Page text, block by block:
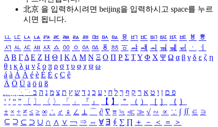
北京 을 입력하시려면 beijing을 입력하시고 space를 누르
시면 됩니다.
ㅥ ㅦ ㅧ ㅨ ㅩ ㅪ ㅫ ㅬ ㅭ ㅮ ㅯ ㅰ ㅱ ㅲ ㅳ ㅴ ㅵ ㅶ ㅷ ㅸ
ㅹ
ㅺ ㅻ ㅼ ㅽ ㅾ ㅿ ㆀ ㆁ ㆂ ㆃ ㆄ ㆅ ㆆ ㆇ ㆈ ㆉ ㆊ ㆋ ㆌ ㆍ
ㆎ
Α Β ΓΔ Ε Ζ Η Θ Ι ΚΛ Μ Ν Ξ Ο Π Ρ Σ ΤΥ Φ Χ Ψ Ω α β γ δ ε ζ η
θ ι κ λ μ ν ξ ο π ρ σ τ υ φ χ ψ ω
á à Á À é è É È ç Ç ê
Ä Ö Ü ä ö ü ß
ִֶֹ ֻּ ׁׂ פ ם ן ו ט א ר ק ף ך ל ח י ע כ ג ד ש ץ ת צ מ נ ה ב
‘ ’ “ ” 〔 〕 〈 〉 「 」 『 』 【 】 ＂ （ ） ［ ］ ｛ ｝
± × ÷ ≠ ≤ ≥ ∞ ∴ ♂ ♀ ∠ ⊥ ⌒ ∂ ∇ ≡ ≒ ≪ ≫ √ ∽ ∝ ∵ ∫ ∬ ∈ ∋
⊆ ⊇ ⊂ ⊃ ∪ ∩ ∧ ∨ ￢ ⇒ ⇔ ∀ ∃ ∮ ∑ ∏ ＋ － ＜ ＝
＞